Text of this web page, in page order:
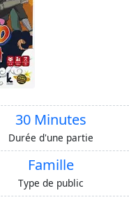
30 Minutes
Durée d'une partie
Famille
Type de public